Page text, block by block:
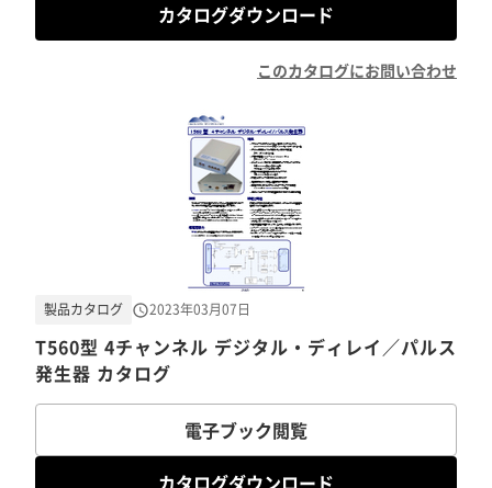
カタログダウンロード
このカタログにお問い合わせ
T560型 4チャンネル デジタル・ディレイ／パルス
発生器 カタログ
製品カタログ 2023年03月07日
電子ブック閲覧
カタログダウンロード